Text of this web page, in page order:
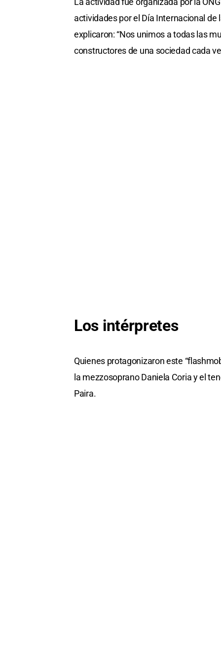
actividades por el Día Internacional
explicaron: “Nos unimos a todas las
constructores de una sociedad cada
Los intérpretes
Quienes protagonizaron este
la mezzosoprano Daniela Coria y el
Paira.